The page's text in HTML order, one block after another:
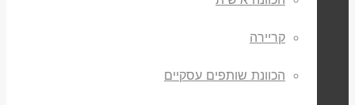
קריירה
הכוונת שותפים עסקיים